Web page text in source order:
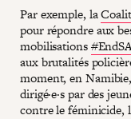
Par exemple, la
pour répondre aux
mobilisations
aux brutalités
moment, en Namibie,
dirigé·e·s par des
contre le féminicide,